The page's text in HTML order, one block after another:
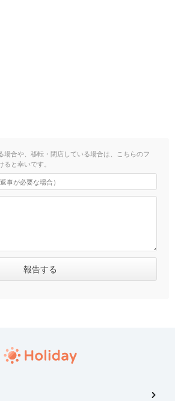
場合や、移転・閉店している場合は、こちらのフ
と幸いです。